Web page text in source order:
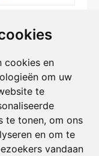
cookies en
om uw
te
te tonen, om ons
en om te
vandaan